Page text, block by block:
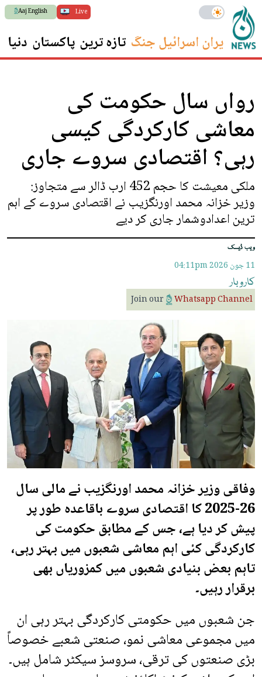
Live
Aaj English
ایران اسرائیل جنگ تازہ ترین پاکستان دنیا
رواں سال حکومت کی
معاشی کارکردگی کیسی
رہی؟ اقتصادی سروے جاری
ملکی معیشت کا حجم 452 ارب ڈالر سے متجاوز:
وزیر خزانہ محمد اورنگزیب نے اقتصادی سروے کے اہم
ترین اعدادوشمار جاری کر دیے
ویب ڈیسک
11 جون 2026 04:11pm
کاروبار
Join our Whatsapp Channel
وفاقی وزیر خزانہ محمد اورنگزیب نے مالی سال
26-2025 کا اقتصادی سروے باقاعدہ طور پر
پیش کر دیا ہے، جس کے مطابق حکومت کی
کارکردگی کئی اہم معاشی شعبوں میں بہتر رہی،
تاہم بعض بنیادی شعبوں میں کمزوریاں بھی
برقرار رہیں۔
جن شعبوں میں حکومتی کارکردگی بہتر رہی ان
میں مجموعی معاشی نمو، صنعتی شعبے خصوصاً
بڑی صنعتوں کی ترقی، سروسز سیکٹر شامل ہیں۔